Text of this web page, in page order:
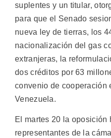
suplentes y un titular,
para que el Senado
nueva ley de tierras, los
nacionalización del gas
extranjeras, la
dos créditos por 63
convenio de cooperación
Venezuela.
El martes 20 la oposición
representantes de la